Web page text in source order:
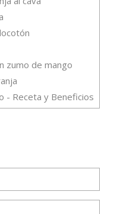
zumo de mango
- Receta y Beneficios